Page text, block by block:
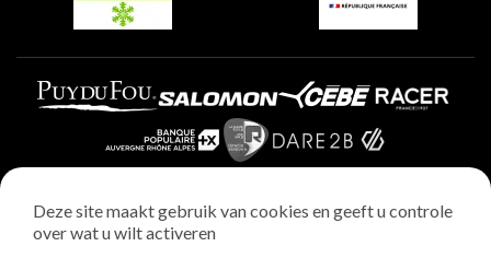
Wettelijke vermeldingen
Deze site maakt gebruik van cookies en geeft u controle
over wat u wilt activeren